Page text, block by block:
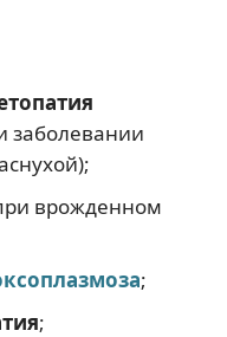
заболевании
врожденном
;
;